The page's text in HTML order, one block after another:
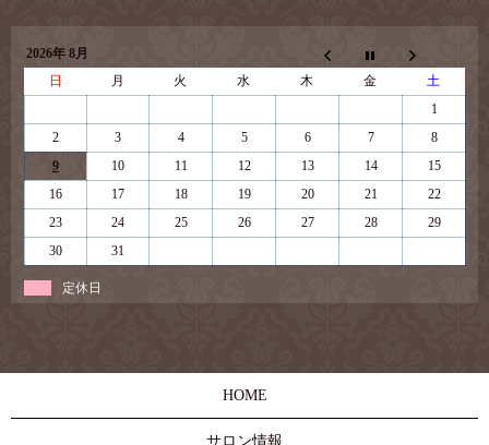
2026年 8月
日
月 火 水 木 金
土
1
2
3 4 5 6 7
8
9
10 11 12 13 14
15
16
17 18 19 20 21
22
23
24 25 26 27 28
29
30
31
定休日
HOME
サロン情報